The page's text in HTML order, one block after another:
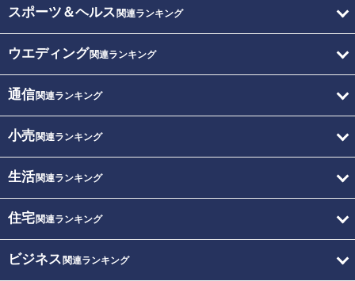
スポーツ＆ヘルス 関連ランキング
ウエディング関連ランキング
通信関連ランキング
小売関連ランキング
生活関連ランキング
住宅関連ランキング
ビジネス 関連ランキング